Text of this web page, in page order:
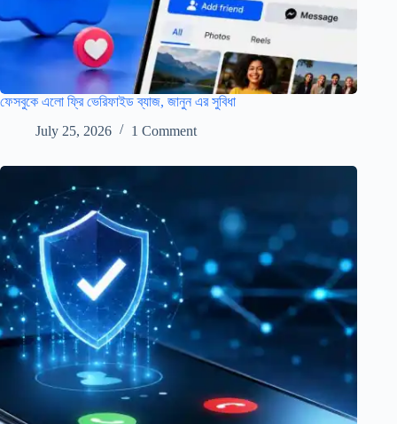
ফেসবুকে এলো ফ্রি ভেরিফাইড ব্যাজ, জানুন এর সুবিধা
July 25, 2026
1 Comment